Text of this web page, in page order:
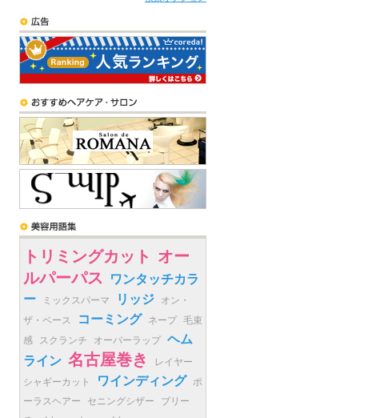
トリミングカット オー
ルパーパス
ワンタッチカラ
ー
ミックスパーマ リッジ
オン・
ザ・ベース
コーミング ネープ 毛束
感
スクランチ オーバーラップ ヘム
ライン 名古屋巻き
レイヤー
シャギーカット
ワインディング
ポ
ーラスヘアー
セニングシザー
ブリー